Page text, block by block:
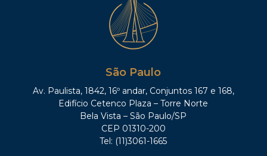
São Paulo
Av. Paulista, 1842, 16º andar, Conjuntos 167 e 168,
Edifício Cetenco Plaza – Torre Norte
Bela Vista – São Paulo/SP
CEP 01310-200
Tel: (11)3061-1665